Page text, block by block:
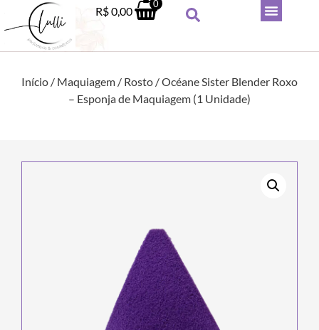
R$0,00
0
Início / Maquiagem / Rosto / Océane Sister Blender Roxo
– Esponja de Maquiagem (1 Unidade)
Secrets Pink Puff
R$19,90